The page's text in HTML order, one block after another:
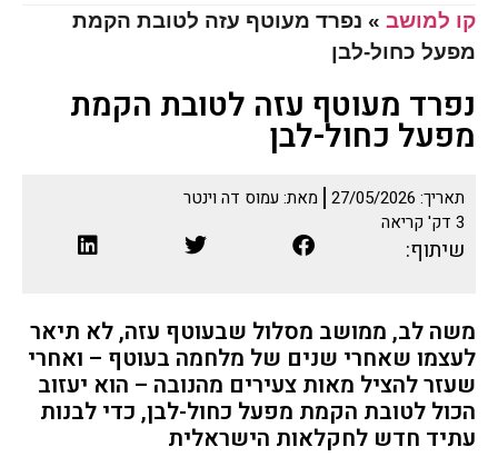
קו למושב » נפרד מעוטף עזה לטובת הקמת
מפעל כחול-לבן
נפרד מעוטף עזה לטובת הקמת
מפעל כחול-לבן
תאריך: 27/05/2026 מאת: עמוס דה וינטר
3 דק' קריאה
שיתוף:
משה לב, ממושב מסלול שבעוטף עזה, לא תיאר
לעצמו שאחרי שנים של מלחמה בעוטף – ואחרי
שעזר להציל מאות צעירים מהנובה – הוא יעזוב
הכול לטובת הקמת מפעל כחול-לבן, כדי לבנות
עתיד חדש לחקלאות הישראלית